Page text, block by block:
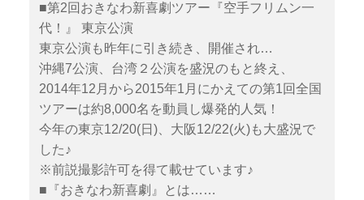
■第2回おきなわ新喜劇ツアー『空手フリムン一
代！』 東京公演
東京公演も昨年に引き続き、開催され…
沖縄7公演、台湾２公演を盛況のもと終え、
2014年12月から2015年1月にかえての第1回全国
ツアーは約8,000名を動員し爆発的人気！
今年の東京12/20(日)、大阪12/22(火)も大盛況で
した♪
※前説撮影許可を得て載せています♪
■『おきなわ新喜劇』とは……